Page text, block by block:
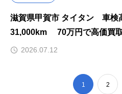
滋賀県甲賀市 タイタン 車検
31,000km 70万円で高価買取
2026.07.12
1 2